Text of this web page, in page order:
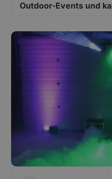
Outdoor-Events und